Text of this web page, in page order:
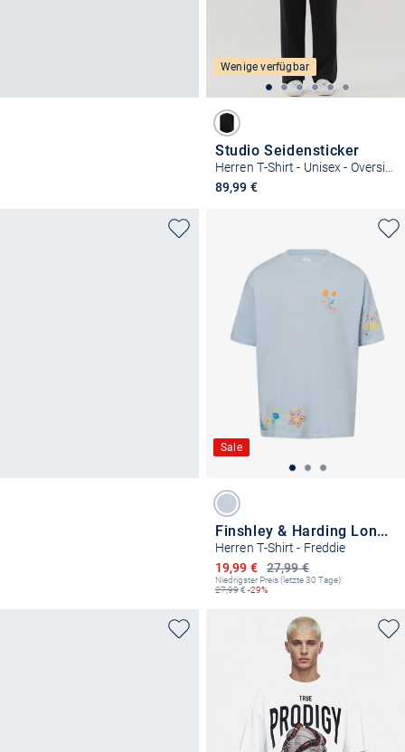
Wenige verfügbar
Studio Seidensticker
89,99 €
Sale
Finshley & Harding London
Herren T-Shirt - Freddie
27,99 €
Ermäßigter Preis
19,99 €
Niedrigster Preis (letzte 30 Tage):
27,99€ -29%